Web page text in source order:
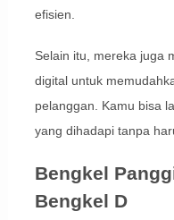
efisien.
Selain itu, mereka juga
digital untuk
pelanggan. Kamu bisa
yang dihadapi tanpa
Bengkel
Bengkel D